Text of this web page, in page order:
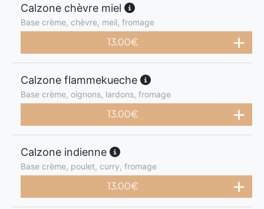
Calzone chèvre miel
Base crème, chèvre, meil, fromage
13.00€
Calzone flammekueche
Base crème, oignons, lardons, fromage
13.00€
Calzone indienne
Base crème, poulet, curry, fromage
13.00€